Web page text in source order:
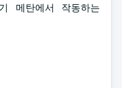
메탄에서 작동하는